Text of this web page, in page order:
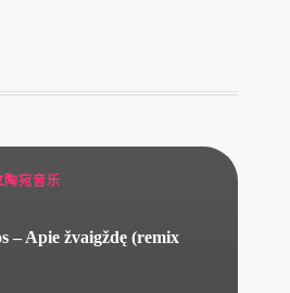
陶宛音乐
– Apie žvaigždę (remix